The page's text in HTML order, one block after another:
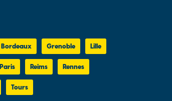
Bordeaux Grenoble Lille
Paris Reims Rennes
Tours